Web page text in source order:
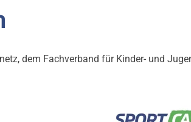
dem Fachverband für Kinder- und